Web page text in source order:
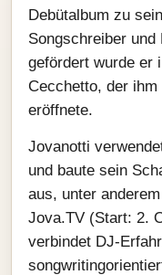
Debütalbum zu
Songschreiber
gefördert wurde er
Cecchetto, der
eröffnete.
Jovanotti
und baute sein
aus, unter
Jova.TV (Start: 2.
verbindet